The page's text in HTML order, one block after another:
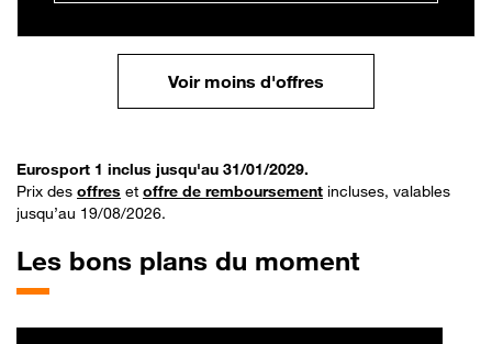
Voir moins d'offres
Eurosport 1 inclus jusqu'au 31/01/2029.
Prix des offres et offre de remboursement incluses, valables
jusqu’au 19/08/2026.
Les bons plans du moment